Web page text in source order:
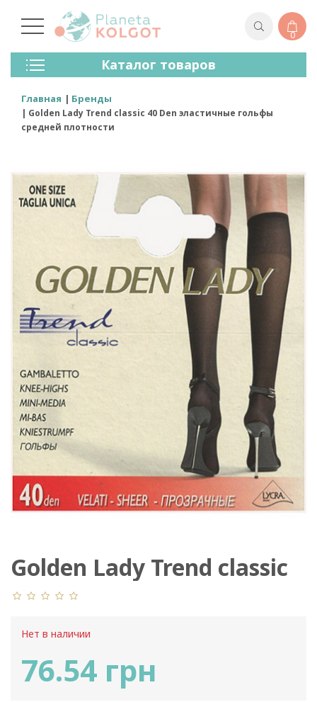
0
Каталог товаров
Колготки
Чулки
Лосины (леггинсы)
Носки И Гольфы
Для Детей
Бренды
Главная Бренды
Golden Lady Trend classic 40 Den эластичные гольфы
средней плотности
Golden Lady Trend classic
40 Den
Нет в наличии
76.54 грн